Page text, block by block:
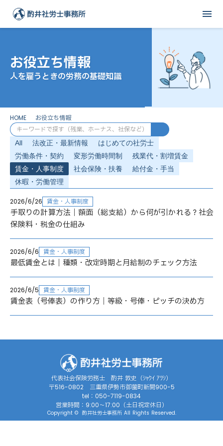
menu
お役立ち情報
人を雇うときの労務の基礎知識
HOME お役立ち情報
All 法改正・最新情報
はじめての社労士
労働条件・契約
変形労働時間制
残業代・割増賃金
賃金・人事制度
社会保険・扶養
給付金・手当
休暇・労働管理
2026/6/26 賃金・人事制度
手取りの計算方法｜額面（総支給）から何が引かれる？社会
保険料・税金の仕組み
2026/6/6 賃金・人事制度
最低賃金とは｜種類・改定時期と月給制のチェック方法
2026/6/5 賃金・人事制度
賃金表（号俸表）の作り方｜等級・号俸・ピッチの決め方
代表社会保険労務士 酌井 敦史（ｼｬｸｲ ｱﾂｼ）
〒516-0802 三重県伊勢市御薗町新開900-5
tel：050-7119-0834
営業時間：9:00～17:00（土日祝定休日）
Copyright © 酌井社労士事務所 All Rights Reserved.